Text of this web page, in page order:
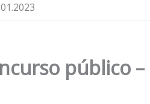
público